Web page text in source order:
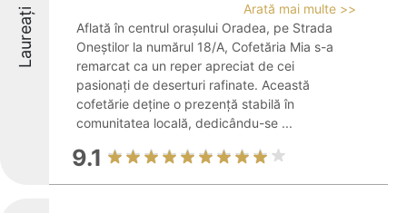
Laureați
Arată mai multe >>
Aflată în centrul orașului Oradea, pe Strada
Oneștilor la numărul 18/A, Cofetăria Mia s-a
remarcat ca un reper apreciat de cei
pasionați de deserturi rafinate. Această
cofetărie deține o prezență stabilă în
comunitatea locală, dedicându-se ...
9.1